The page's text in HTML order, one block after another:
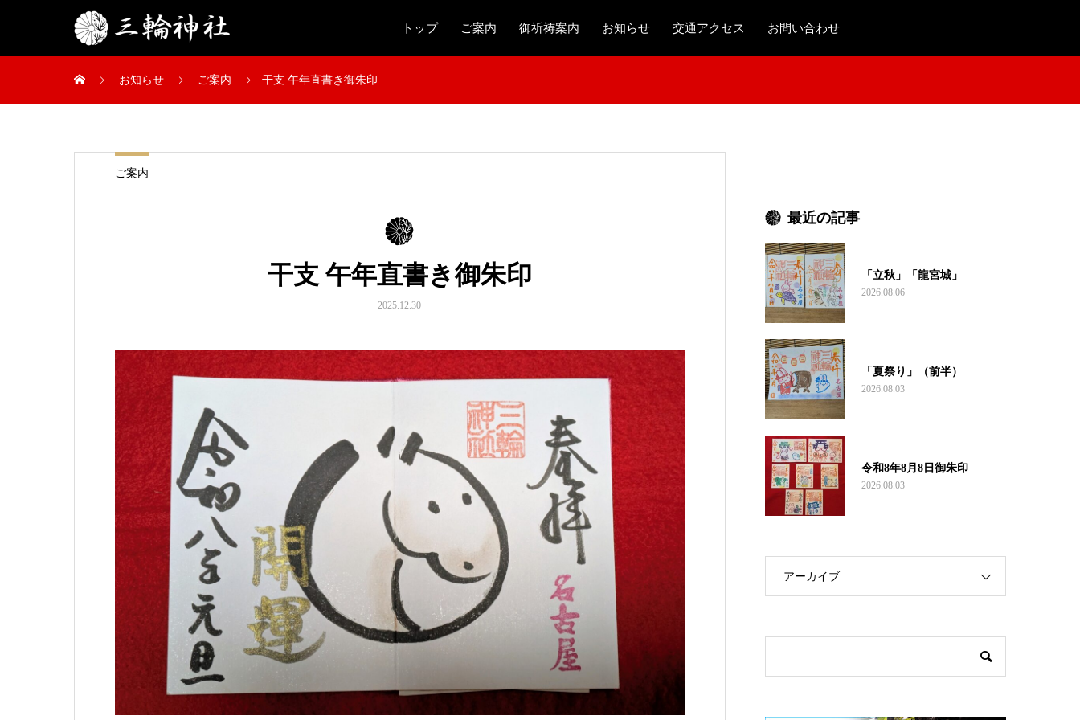
トップ ご案内 御祈祷案内 お知らせ 交通アクセス お問い合わせ
お知らせ ご案内 干支 午年直書き御朱印
ご案内
干支 午年直書き御朱印
2025.12.30
最近の記事
「立秋」「龍宮城」
2026.08.06
「夏祭り」（前半）
2026.08.03
令和8年8月8日御朱印
2026.08.03
アーカイブ